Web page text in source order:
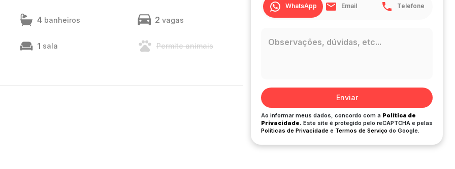
4 banheiros 2 vagas
1 sala Permite animais
WhatsApp Email Telefone
Enviar
Ao informar meus dados, concordo com a Política de
Privacidade. Este site é protegido pelo reCAPTCHA e pelas
Políticas de Privacidade e Termos de Serviço do Google.